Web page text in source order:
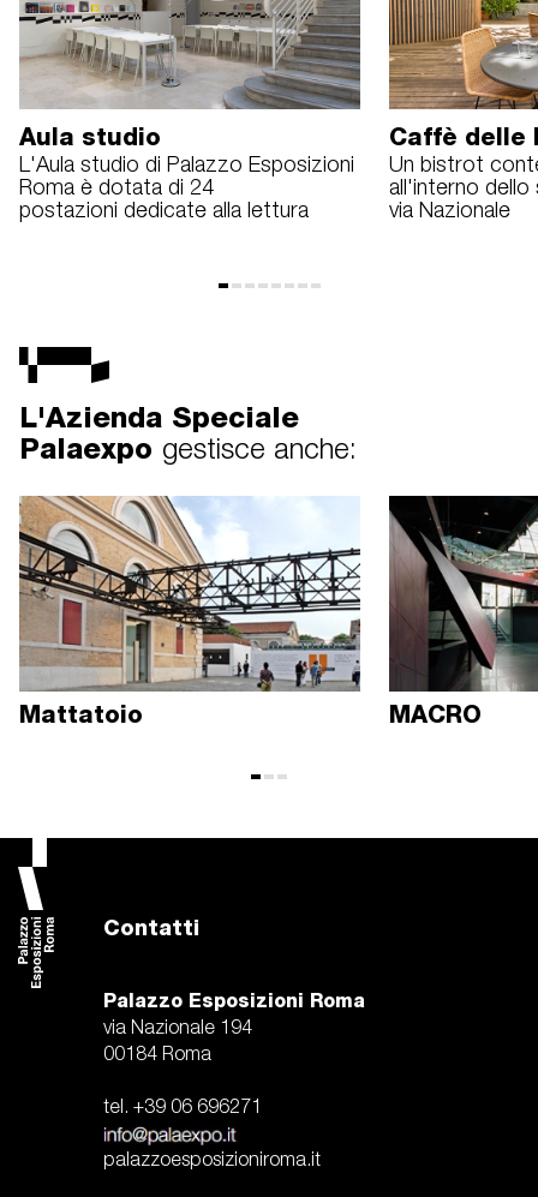
Aula studio
L'Aula studio di Palazzo Esposizioni
Roma è dotata di 24
postazioni dedicate alla lettura
Caffè delle
Un bistrot
all'interno
via Nazionale
L'Azienda Speciale
Palaexpo gestisce anche:
Mattatoio MACRO
Contatti
Palazzo Esposizioni Roma
via Nazionale 194
00184 Roma
tel. +39 06 696271
palazzoesposizioniroma.it